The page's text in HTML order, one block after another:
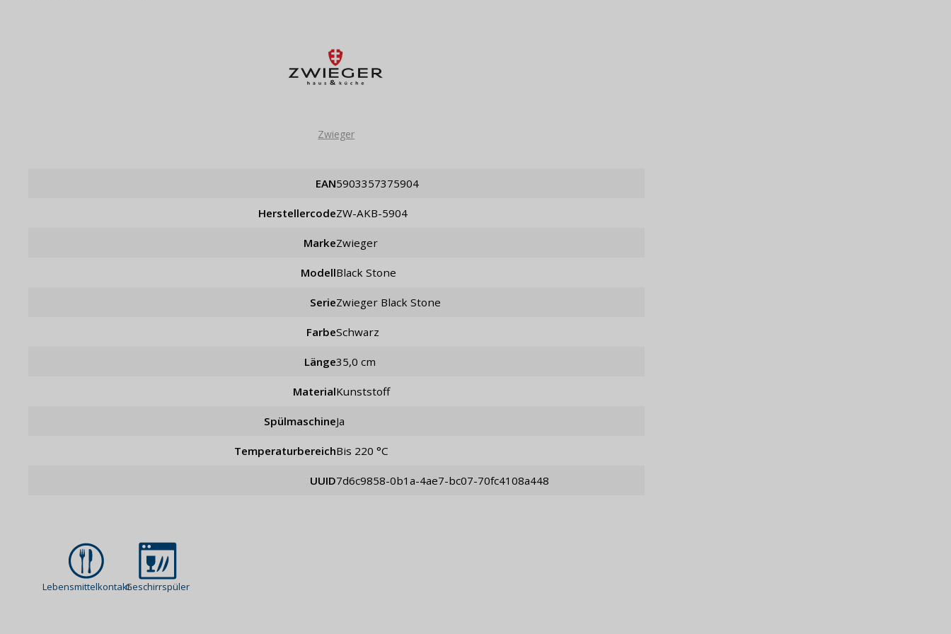
Zwieger
EAN 5903357375904
Herstellercode ZW-AKB-5904
Marke Zwieger
Modell Black Stone
Serie Zwieger Black Stone
Farbe schwarz
Länge 35,0 cm
Material Kunststoff
Spülmaschine Ja
Temperaturbereich bis 220 °C
UUID 7d6c9858-0b1a-4ae7-bc07-70fc4108a448
LebensmittelkontaktGeschirrspüler